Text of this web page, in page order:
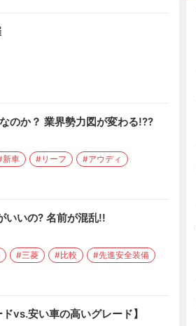
のか？ 業界勢力図が変わる!??
新車 #リーフ
#アウディ
いいの? 名前が混乱!!
#三菱 #比較
#先進安全装備
vs.安い車の高いグレード】